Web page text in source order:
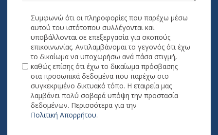
Συμφωνώ ότι οι πληροφορίες που παρέχω μέσω
αυτού του ιστότοπου συλλέγονται και
υποβάλλονται σε επεξεργασία για σκοπούς
επικοινωνίας. Αντιλαμβάνομαι το γεγονός ότι έχω
το δικαίωμα να υποχωρήσω ανά πάσα στιγμή,
καθώς επίσης ότι έχω το δικαίωμα πρόσβασης
στα προσωπικά δεδομένα που παρέχω στο
συγκεκριμένο δικτυακό τόπο. Η εταιρεία μας
λαμβάνει πολύ σοβαρά υπόψη την προστασία
δεδομένων. Περισσότερα για την
Πολιτική Απορρήτου.